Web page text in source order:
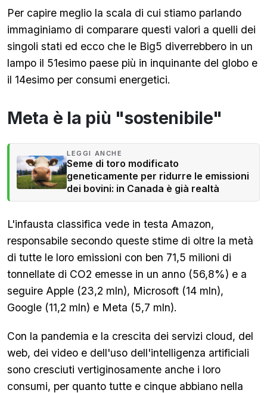
Per capire meglio la scala di cui stiamo parlando
immaginiamo di comparare questi valori a quelli dei
singoli stati ed ecco che le Big5 diverrebbero in un
lampo il 51esimo paese più in inquinante del globo e
il 14esimo per consumi energetici.
Meta è la più "sostenibile"
LEGGI ANCHE
Seme di toro modificato
geneticamente per ridurre le emissioni
dei bovini: in Canada è già realtà
L'infausta classifica vede in testa Amazon,
responsabile secondo queste stime di oltre la metà
di tutte le loro emissioni con ben 71,5 milioni di
tonnellate di CO2 emesse in un anno (56,8%) e a
seguire Apple (23,2 mln), Microsoft (14 mln),
Google (11,2 mln) e Meta (5,7 mln).
Con la pandemia e la crescita dei servizi cloud, del
web, dei video e dell'uso dell'intelligenza artificiali
sono cresciuti vertiginosamente anche i loro
consumi, per quanto tutte e cinque abbiano nella